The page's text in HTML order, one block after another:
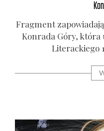
Frag­ment
Kon­ra­da Góry, któ­ra
Lite­rac­kie­go